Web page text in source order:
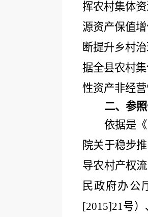
挥农村集体
源资产保值
断提升乡村
据全县农村
性资产非经
二、参
依据是
院关于稳步
导农村产权
民政府办公
[2015]21号